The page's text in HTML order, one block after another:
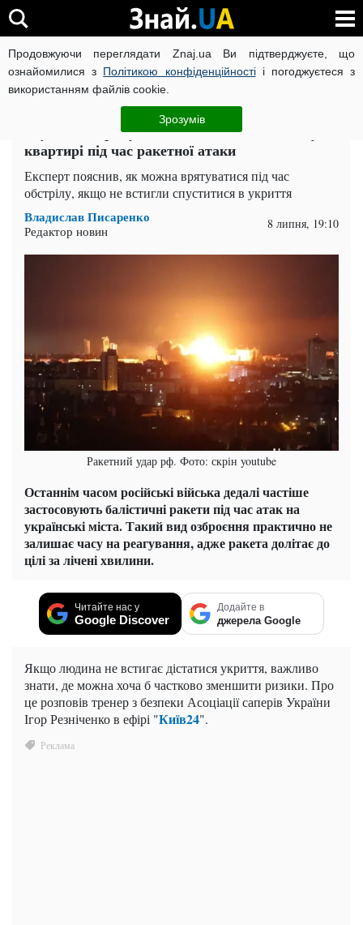
Продовжуючи переглядати Znaj.ua Ви підтверджуєте, що
ознайомилися з Політикою конфіденційностіі погоджуєтеся з
використанням файлів cookie.
Зрозумів
ВІЙНА РОСІЇ ПРОТИ УКРАЇНИ КОРОНАВІРУС В УКРАЇНІ
ЧИТАТЬ НА РУССКОМ
Шукайте "трикутник життя": де ховатися у
квартирі під час ракетної атаки
Експерт пояснив, як можна врятуватися під час
обстрілу, якщо не встигли спуститися в укриття
Владислав Писаренко
Редактор новин 8 липня, 19:10
Ракетний удар рф. Фото: скрін youtube
Останнім часом російські війська дедалі частіше
застосовують балістичні ракети під час атак на
українські міста. Такий вид озброєння практично не
залишає часу на реагування, адже ракета долітає до
цілі за лічені хвилини.
Читайте нас у
Google Discover
Додайте в
джерела Google
Якщо людина не встигає дістатися укриття, важливо
знати, де можна хоча б частково зменшити ризики. Про
це розповів тренер з безпеки Асоціації саперів України
Ігор Резніченко в ефірі "Київ24".